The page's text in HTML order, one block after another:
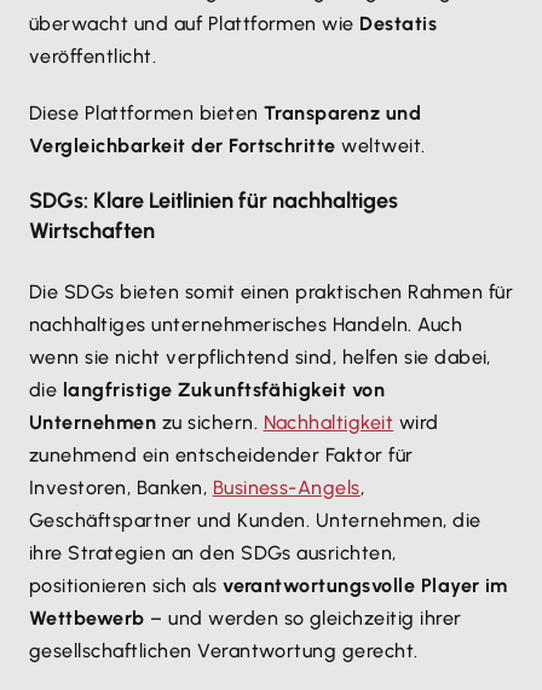
überwacht und auf Plattformen wie Destatis
veröffentlicht.
Diese Plattformen bieten Transparenz und
Vergleichbarkeit der Fortschritte weltweit.
SDGs: Klare Leitlinien für nachhaltiges
Wirtschaften
Die SDGs bieten somit einen praktischen Rahmen für
nachhaltiges unternehmerisches Handeln. Auch
wenn sie nicht verpflichtend sind, helfen sie dabei,
die langfristige Zukunftsfähigkeit von
Unternehmen zu sichern. Nachhaltigkeit wird
zunehmend ein entscheidender Faktor für
Investoren, Banken, Business-Angels,
Geschäftspartner und Kunden. Unternehmen, die
ihre Strategien an den SDGs ausrichten,
positionieren sich alsverantwortungsvolle Player im
Wettbewerb – und werden so gleichzeitig ihrer
gesellschaftlichen Verantwortung gerecht.